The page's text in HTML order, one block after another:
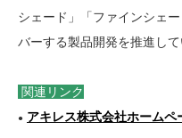
シェード」「ファインシェ
バーする製品開発を推進して
関連リンク
● アキレス株式会社ホームペ